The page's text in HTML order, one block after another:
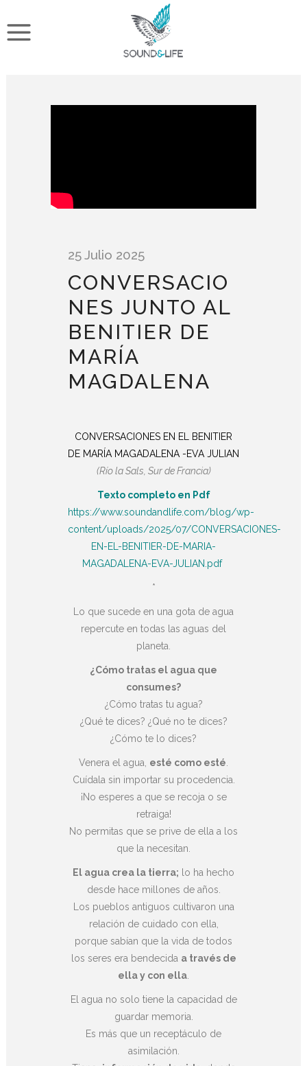
25 Julio 2025
CONVERSACIO
NES JUNTO AL
BENITIER DE
MARÍA
MAGDALENA
CONVERSACIONES EN EL BENITIER
DE MARÍA MAGADALENA -EVA JULIAN
(Río la Sals, Sur de Francia)
Texto completo en Pdf
https://www.soundandlife.com/blog/wp-
content/uploads/2025/07/CONVERSACIONES-
EN-EL-BENITIER-DE-MARIA-
MAGADALENA-EVA-JULIAN.pdf
*
Lo que sucede en una gota de agua
repercute en todas las aguas del
planeta.
¿Cómo tratas el agua que
consumes?
¿Cómo tratas tu agua?
¿Qué te dices? ¿Qué no te dices?
¿Cómo te lo dices?
Venera el agua, esté como esté
Cuídala sin importar su procedencia.
¡No esperes a que se recoja o se
retraiga!
No permitas que se prive de ella a los
que la necesitan.
El agua crea la tierra; lo ha hecho
desde hace millones de años.
Los pueblos antiguos cultivaron una
relación de cuidado con ella,
porque sabían que la vida de todos
los seres era bendecida a través de
ella y con ella
El agua no solo tiene la capacidad de
guardar memoria.
Es más que un receptáculo de
asimilación.